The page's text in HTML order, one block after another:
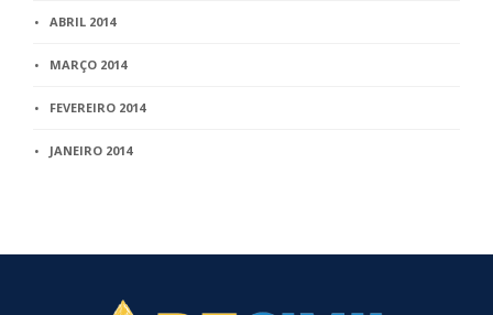
ABRIL 2014
MARÇO 2014
FEVEREIRO 2014
JANEIRO 2014